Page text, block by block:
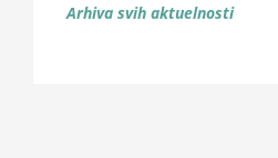
Arhiva svih aktuelnosti